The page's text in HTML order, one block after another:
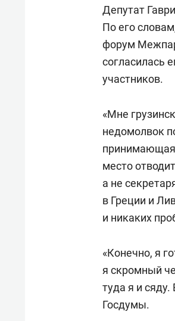
Депутат
По его
форум
согласилась
участников.
«Мне
недомолвок
принимающая
место
а не
в Греции и
и никаких
«Конечно, я
я скромный
туда я и
Госдумы.